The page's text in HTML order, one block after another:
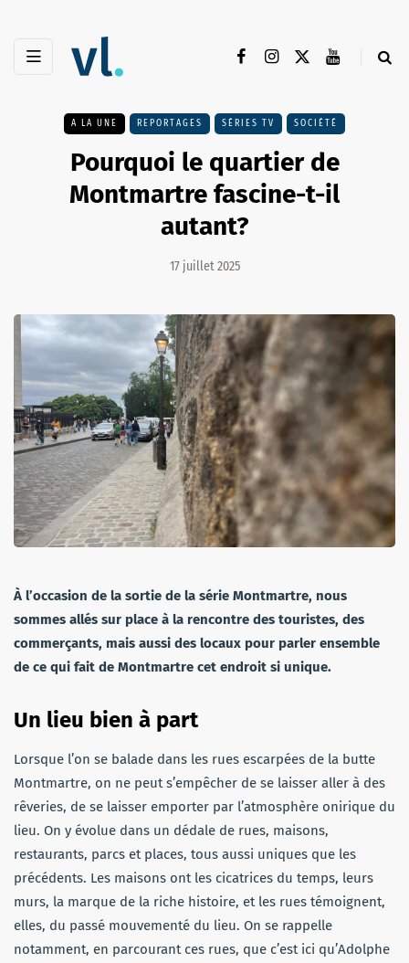
A LA UNE REPORTAGES SÉRIES TV SOCIÉTÉ
Pourquoi le quartier de
Montmartre fascine-t-il
autant?
17 juillet 2025
À l’occasion de la sortie de la série Montmartre, nous
sommes allés sur place à la rencontre des touristes, des
commerçants, mais aussi des locaux pour parler ensemble
de ce qui fait de Montmartre cet endroit si unique.
Un lieu bien à part
Lorsque l’on se balade dans les rues escarpées de la butte
Montmartre, on ne peut s’empêcher de se laisser aller à des
rêveries, de se laisser emporter par l’atmosphère onirique du
lieu. On y évolue dans un dédale de rues, maisons,
restaurants, parcs et places, tous aussi uniques que les
précédents. Les maisons ont les cicatrices du temps, leurs
murs, la marque de la riche histoire, et les rues témoignent,
elles, du passé mouvementé du lieu. On se rappelle
notamment, en parcourant ces rues, que c’est ici qu’Adolphe